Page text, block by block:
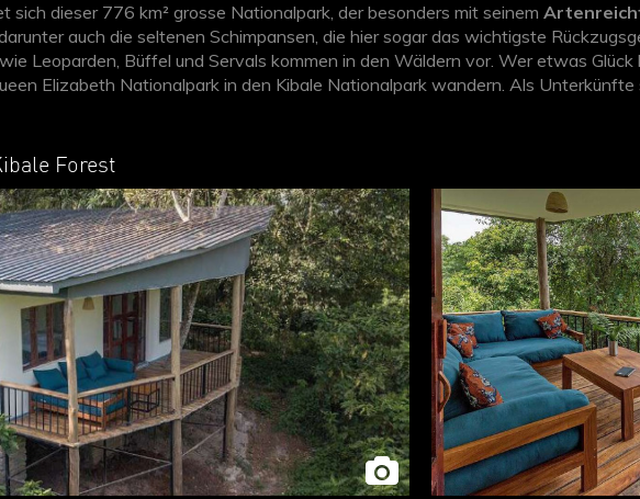
sich dieser 776 km² grosse Nationalpark, der besonders mit seinem
auch die seltenen Schimpansen, die hier sogar das wichtigste
Leoparden, Büffel und Servals kommen in den Wäldern vor. Wer etwas
Elizabeth Nationalpark in den Kibale Nationalpark wandern. Als
Lodges und Hotels zur Verfügung. Allen Kibale Nationalpark Hotels ist
Forest